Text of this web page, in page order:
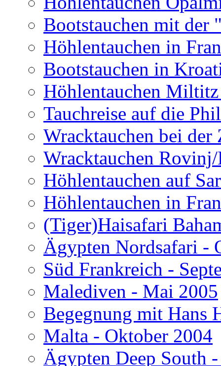
Bootstauchen mit
Höhlentauchen in
Bootstauchen in
Höhlentauchen
Tauchreise auf die
Wracktauchen bei der
Wracktauchen
Höhlentauchen auf
Höhlentauchen in
(Tiger)Haisafari
Ägypten Nordsafari -
Süd Frankreich -
Malediven - Mai 2005
Begegnung mit Hans
Malta - Oktober 2004
Ägypten Deep South